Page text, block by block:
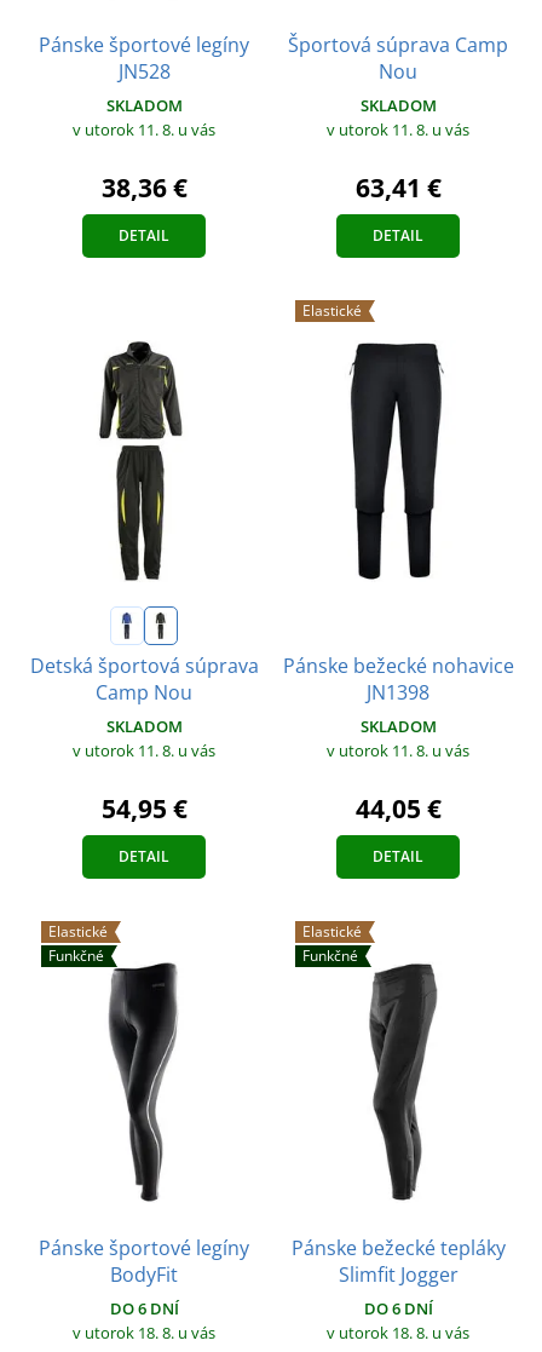
Pánske športové legíny
JN528
SKLADOM
v utorok 11. 8. u vás
38,36 €
DETAIL
Športová súprava Camp
Nou
SKLADOM
v utorok 11. 8. u vás
63,41 €
DETAIL
Detská športová súprava
Camp Nou
SKLADOM
v utorok 11. 8. u vás
54,95 €
DETAIL
Elastické
Pánske bežecké nohavice
JN1398
SKLADOM
v utorok 11. 8. u vás
44,05 €
DETAIL
Elastické
Funkčné
Pánske športové legíny
BodyFit
DO 6 DNÍ
v utorok 18. 8. u vás
Elastické
Funkčné
Pánske bežecké tepláky
Slimfit Jogger
DO 6 DNÍ
v utorok 18. 8. u vás